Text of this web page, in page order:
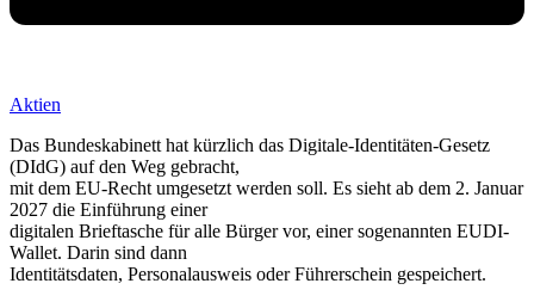
Aktien
Das Bundeskabinett hat kürzlich das Digitale-Identitäten-Gesetz
(DIdG) auf den Weg gebracht,
mit dem EU-Recht umgesetzt werden soll. Es sieht ab dem 2. Januar
2027 die Einführung einer
digitalen Brieftasche für alle Bürger vor, einer sogenannten EUDI-
Wallet. Darin sind dann
Identitätsdaten, Personalausweis oder Führerschein gespeichert.